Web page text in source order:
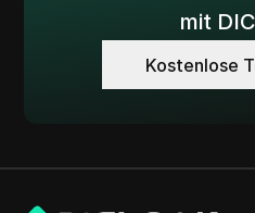
mit
Kostenlose